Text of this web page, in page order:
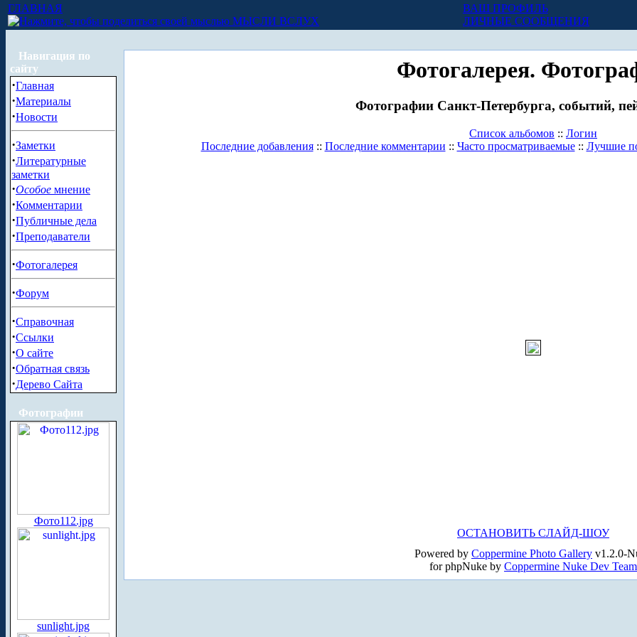
ГЛАВНАЯ
МЫСЛИ ВСЛУХ
ВАШ ПРОФИЛЬ
ЛИЧНЫЕ СООБЩЕНИЯ
Навигация по
сайту
·Главная
·Материалы
·Новости
·Заметки
·Литературные
заметки
·Особое мнение
·Комментарии
·Публичные дела
·Преподаватели
·Фотогалерея
·Форум
·Справочная
·Ссылки
·О сайте
·Обратная связь
·Дерево Сайта
Фотографии
Фото112.jpg
sunlight.jpg
Фотогалерея.
Фотографии Санкт-Петербурга, событий,
Список альбомов :: Логин
Последние добавления:: Последние комментарии :: Часто просматриваемые:: Лучшие
ОСТАНОВИТЬ СЛАЙД-ШОУ
Powered by Coppermine Photo Gallery v1.2.0-
for phpNuke by Coppermine Nuke Dev Team